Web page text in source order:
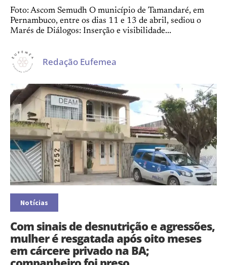
Foto: Ascom Semudh O município de Tamandaré, em
Pernambuco, entre os dias 11 e 13 de abril, sediou o
Marés de Diálogos: Inserção e visibilidade...
Redação Eufemea
Notícias
Com sinais de desnutrição e agressões,
mulher é resgatada após oito meses
em cárcere privado na BA;